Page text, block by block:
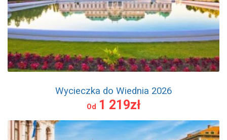
Wycieczka do Wiednia 2026
Od 1 219zł